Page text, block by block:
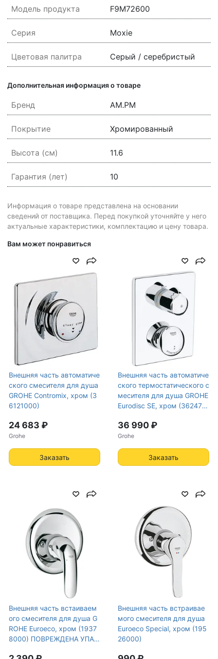
Модель продукта
F9M72600
Серия Moxie
Цветовая палитра Серый / серебристый
Дополнительная информация о товаре
Бренд AM.PM
Покрытие Хромированный
Высота (см) 11.6
Гарантия (лет) 10
Информация о товаре представлена на основании
сведений от поставщика. Перед покупкой уточняйте у него
актуальные характеристики, комплектацию и цену товара.
Вам может понравиться
Внешняя часть автоматиче
ского смесителя для душа
GROHE Contromix, хром (3
6121000)
24 683 ₽
Grohe
Заказать
Внешняя часть автоматиче
ского термостатического с
месителя для душа GROHE
Eurodisc SE, хром (362470
36 990 ₽
Grohe
Заказать
Внешняя часть встаиваем
ого смесителя для душа G
ROHE Euroeco, хром (1937
8000) ПОВРЕЖДЕНА УПАК
Внешняя часть встраивае
мого смесителя для душа
Euroeco Special, хром (195
26000)